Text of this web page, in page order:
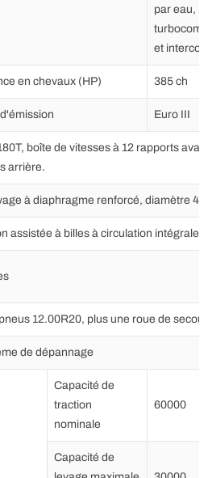
par eau,
et
en chevaux (HP)
385 ch
Euro III
boîte de vitesses à 12 rapports
arrière.
à diaphragme renforcé, diamètre
assistée à billes à circulation intégrale
12.00R20, plus une roue de
de dépannage
Capacité de
traction
nominale
60000
Capacité de